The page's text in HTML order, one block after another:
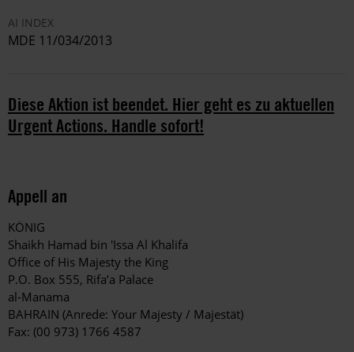
AI INDEX
MDE 11/034/2013
Diese Aktion ist beendet. Hier geht es zu aktuellen
Urgent Actions. Handle sofort!
Appell an
KÖNIG
Shaikh Hamad bin 'Issa Al Khalifa
Office of His Majesty the King
P.O. Box 555, Rifa’a Palace
al-Manama
BAHRAIN (Anrede: Your Majesty / Majestät)
Fax: (00 973) 1766 4587